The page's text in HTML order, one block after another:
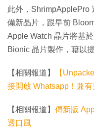
此外，ShrimpApplePro
備新晶片，跟早前
Apple Watch 晶片將基
Bionic 晶片製作，藉以
【相關報道】
【
接開啟 Whatsapp！兼
【相關報道】 傳新版
透口風